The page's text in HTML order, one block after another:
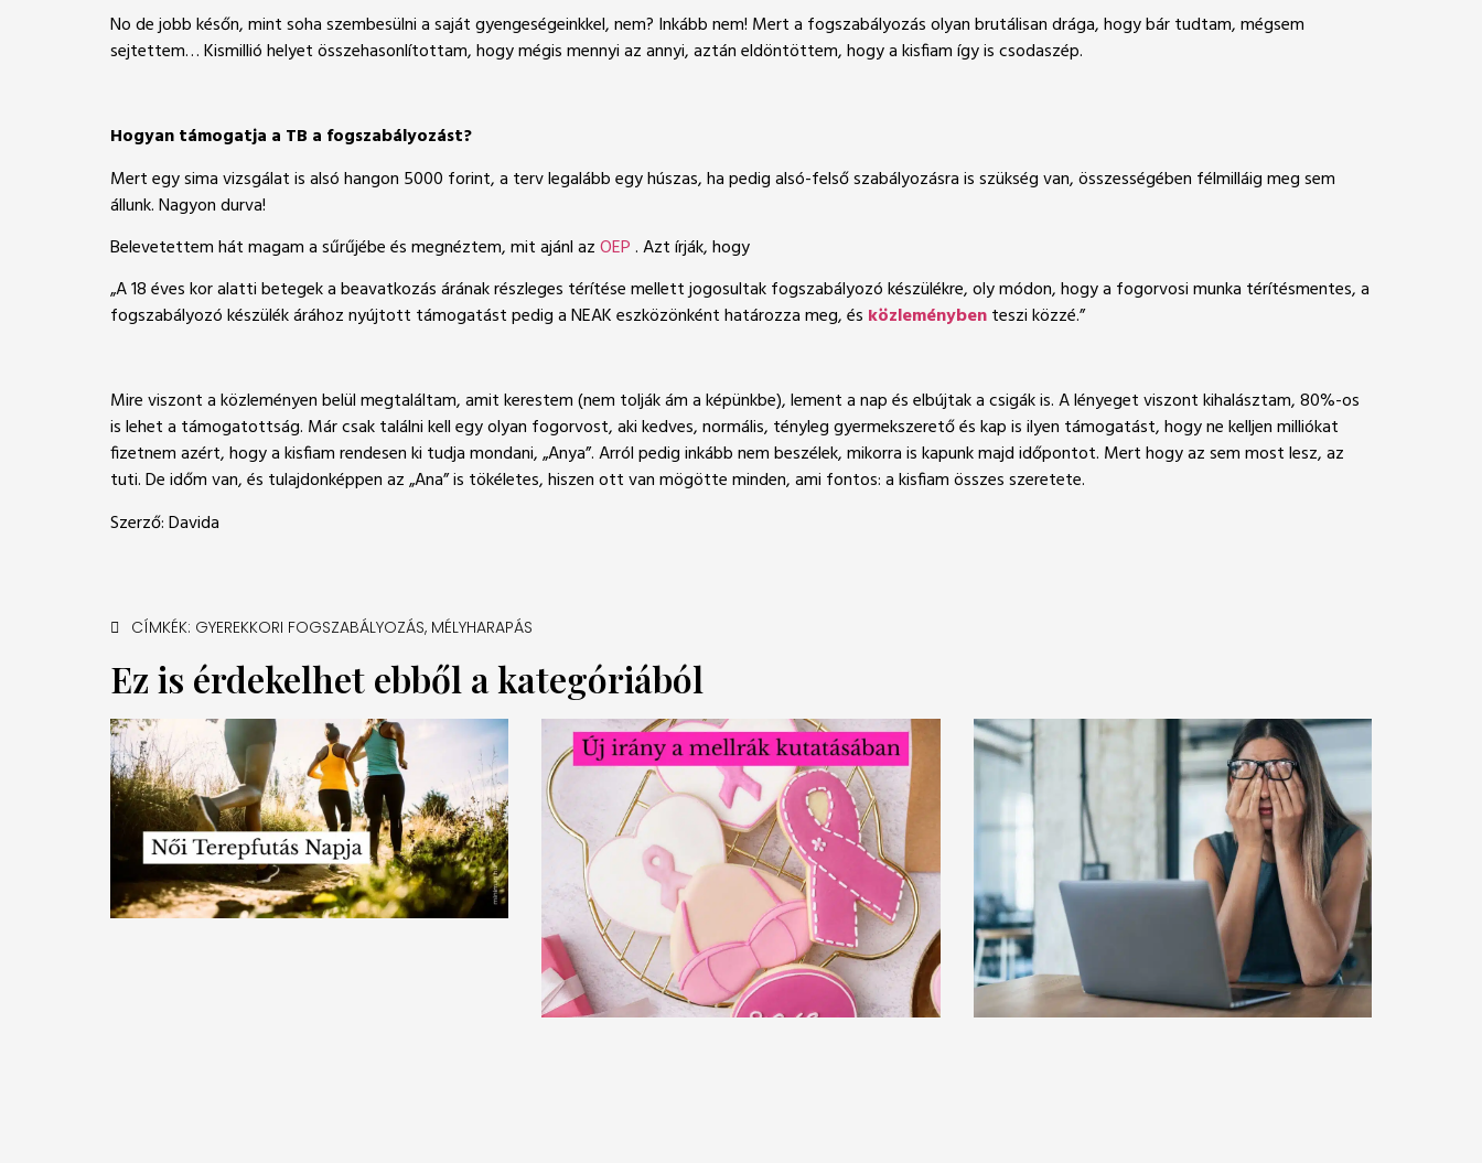
No de jobb későn, mint soha szembesülni a saját gyengeségeinkkel, nem? Inkább nem! Mert a fogszabályozás olyan brutálisan drága, hogy bár tudtam, mégsem
sejtettem… Kismillió helyet összehasonlítottam, hogy mégis mennyi az annyi, aztán eldöntöttem, hogy a kisfiam így is csodaszép.
Hogyan támogatja a TB a fogszabályozást?
Mert egy sima vizsgálat is alsó hangon 5000 forint, a terv legalább egy húszas, ha pedig alsó-felső szabályozásra is szükség van, összességében félmilláig meg sem
állunk. Nagyon durva!
Belevetettem hát magam a sűrűjébe és megnéztem, mit ajánl azOEP. Azt írják, hogy
„A 18 éves kor alatti betegek a beavatkozás árának részleges térítése mellett jogosultak fogszabályozó készülékre, oly módon, hogy a fogorvosi munka térítésmentes, a
fogszabályozó készülék árához nyújtott támogatást pedig a NEAK eszközönként határozza meg, és közleménybenteszi közzé.”
Mire viszont a közleményen belül megtaláltam, amit kerestem (nem tolják ám a képünkbe), lement a nap és elbújtak a csigák is. A lényeget viszont kihalásztam, 80%-os
is lehet a támogatottság. Már csak találni kell egy olyan fogorvost, aki kedves, normális, tényleg gyermekszerető és kap is ilyen támogatást, hogy ne kelljen milliókat
fizetnem azért, hogy a kisfiam rendesen ki tudja mondani, „Anya”. Arról pedig inkább nem beszélek, mikorra is kapunk majd időpontot. Mert hogy az sem most lesz, az
tuti. De időm van, és tulajdonképpen az „Ana” is tökéletes, hiszen ott van mögötte minden, ami fontos: a kisfiam összes szeretete.
Szerző: Davida
CÍMKÉK: GYEREKKORI FOGSZABÁLYOZÁS, MÉLYHARAPÁS
Ez is érdekelhet ebből a kategóriából